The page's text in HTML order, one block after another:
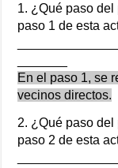
1. ¿Qué paso del
paso 1 de esta
En el paso 1, se
vecinos directos.
2. ¿Qué paso del
paso 2 de esta